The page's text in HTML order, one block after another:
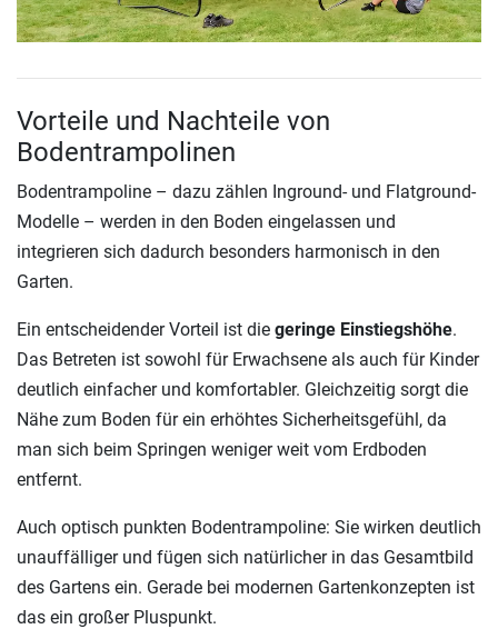
Vorteile und Nachteile von
Bodentrampolinen
Bodentrampoline – dazu zählen Inground- und Flatground-
Modelle – werden in den Boden eingelassen und
integrieren sich dadurch besonders harmonisch in den
Garten.
Ein entscheidender Vorteil ist die geringe Einstiegshöhe.
Das Betreten ist sowohl für Erwachsene als auch für Kinder
deutlich einfacher und komfortabler. Gleichzeitig sorgt die
Nähe zum Boden für ein erhöhtes Sicherheitsgefühl, da
man sich beim Springen weniger weit vom Erdboden
entfernt.
Auch optisch punkten Bodentrampoline: Sie wirken deutlich
unauffälliger und fügen sich natürlicher in das Gesamtbild
des Gartens ein. Gerade bei modernen Gartenkonzepten ist
das ein großer Pluspunkt.